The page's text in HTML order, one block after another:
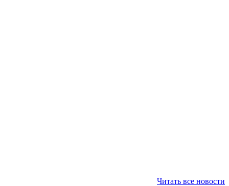
Читать все новости